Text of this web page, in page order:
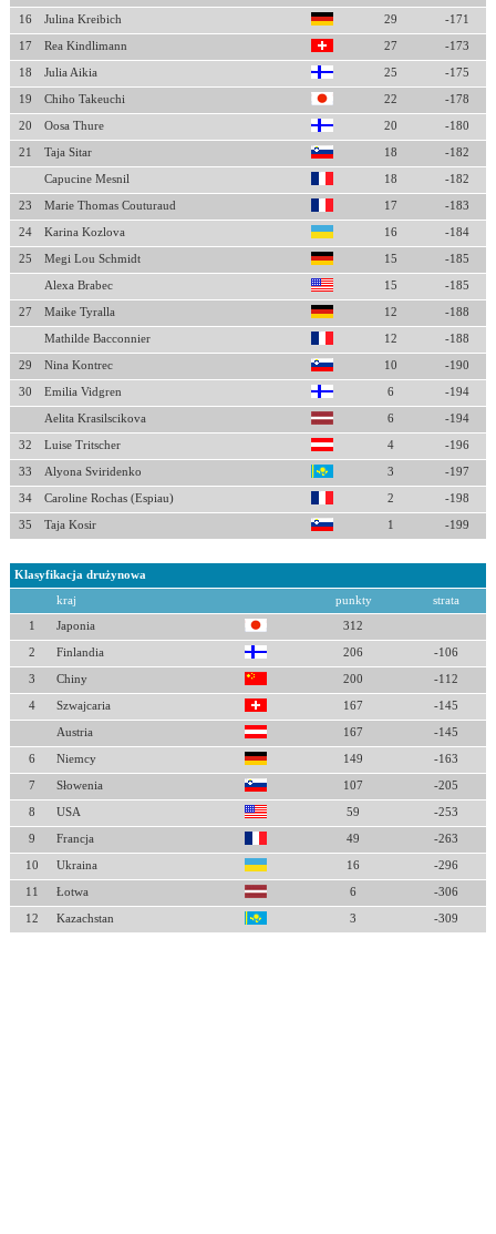
16 Julina Kreibich 29 -171
17 Rea Kindlimann 27 -173
18 Julia Aikia 25 -175
19 Chiho Takeuchi 22 -178
20 Oosa Thure 20 -180
21 Taja Sitar 18 -182
Capucine Mesnil 18 -182
23 Marie Thomas Couturaud 17 -183
24 Karina Kozlova 16 -184
25 Megi Lou Schmidt 15 -185
Alexa Brabec 15 -185
27 Maike Tyralla 12 -188
Mathilde Bacconnier 12 -188
29 Nina Kontrec 10 -190
30 Emilia Vidgren 6 -194
Aelita Krasilscikova 6 -194
32 Luise Tritscher 4 -196
33 Alyona Sviridenko 3 -197
34 Caroline Rochas (Espiau) 2 -198
35 Taja Kosir 1 -199
Klasyfikacja drużynowa
kraj punkty strata
1 Japonia 312
2 Finlandia 206 -106
3 Chiny 200 -112
4 Szwajcaria 167 -145
Austria 167 -145
6 Niemcy 149 -163
7 Słowenia 107 -205
8 USA 59 -253
9 Francja 49 -263
10 Ukraina 16 -296
11 Łotwa 6 -306
12 Kazachstan 3 -309